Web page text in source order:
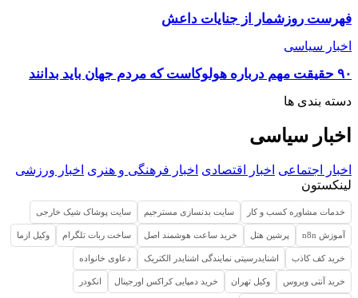
فهرست روزشمار از جنایات داعش
اخبار سیاسی
۹۰ حقیقت مهم درباره‌ هولوکاست که مردم جهان باید بدانند
دسته بندی ها
اخبار سیاسی
اخبار اجتماعی اخبار اقتصادی اخبار فرهنگی و هنری اخبار ورزشی
لینکستون
خدمات مشاوره کسب و کار سایت بدنسازی مسترجیم سایت پوشاک شیک خارجی
آموزش n8n پرشین هتل خرید ساعت هوشمند اصل ساخت ربات تلگرام وکیل ازما
خرید کف کاذب اشنایدرسیتی نمایندگی اشنایدر الکتریک دعاوی خانواده
خرید آنتی ویروس وکیل تهران خرید دمپایی کراکس اورجینال انکودر